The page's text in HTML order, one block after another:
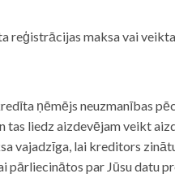
reģistrācijas maksa vai
ņēmējs neuzmanības
tas liedz aizdevējam veikt
vajadzīga, lai kreditors
pārliecinātos par Jūsu datu